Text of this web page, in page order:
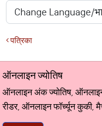
पत्रिका
ऑनलाइन ज्योतिष
ऑनलाइन अंक ज्योतिष,
रीडर, ऑनलाइन फॉर्च्यून कुकी,